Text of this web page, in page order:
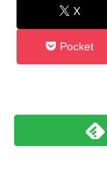
X
Pocket